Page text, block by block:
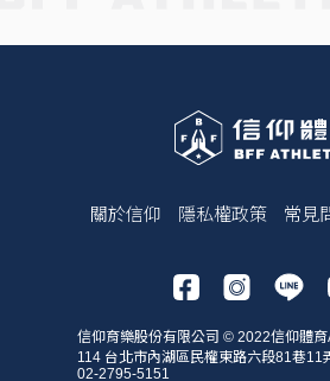
關於信仰 隱私權政策 常見
信仰育樂股份有限公司 © 2022信仰體
114 台北市內湖區民權東路六段81巷11
02-2795-5151